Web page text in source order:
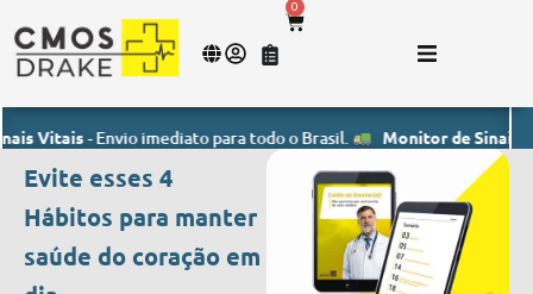
0
- Envio imediato para todo o Brasil. Monitor de Sinais Vitais
Evite esses 4
Hábitos para manter
saúde do coração em